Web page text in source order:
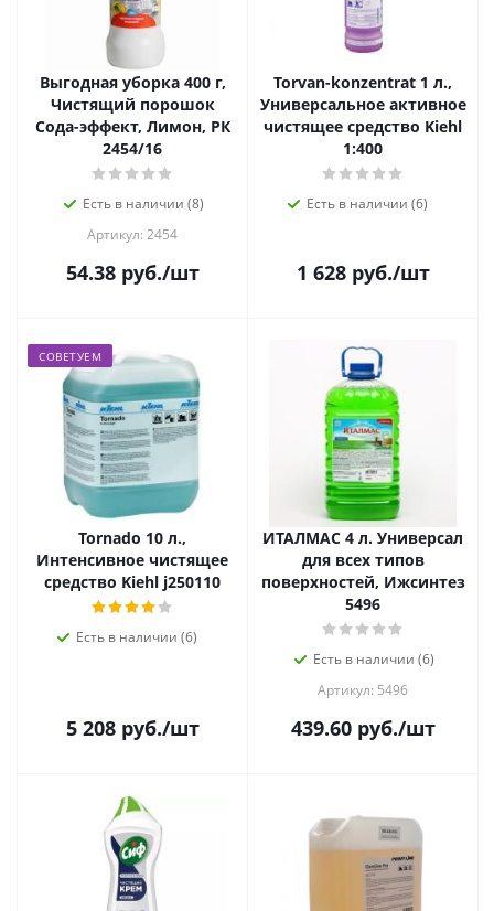
Выгодная уборка 400 г,
Чистящий порошок
Сода-эффект, Лимон, РК
2454/16
Есть в наличии (8)
Артикул: 2454
54.38руб./шт
Torvan-konzentrat 1 л.,
Универсальное активное
чистящее средство Kiehl
1:400
Есть в наличии (6)
1 628руб./шт
СОВЕТУЕМ
Tornado 10 л.,
Интенсивное чистящее
средство Kiehl j250110
Есть в наличии (6)
5 208руб./шт
ИТАЛМАС 4 л. Универсал
для всех типов
поверхностей, Ижсинтез
5496
Есть в наличии (6)
Артикул: 5496
439.60руб./шт